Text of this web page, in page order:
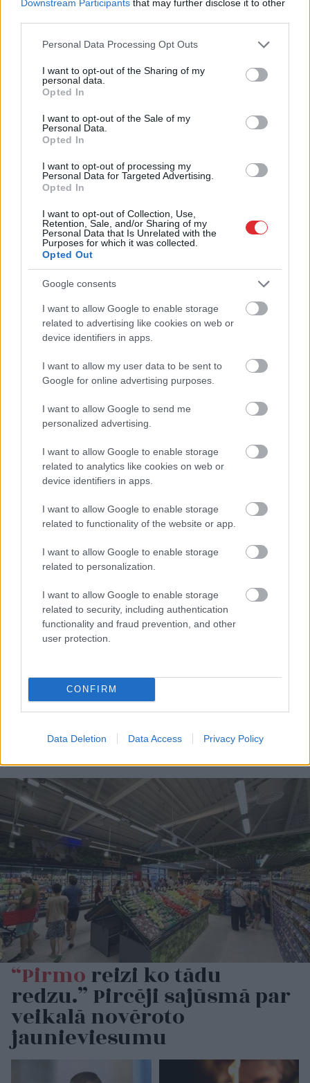
Downstream Participants that may further disclose it to other
Please note that this website/app uses one or more Google
not limited to your visit or usage behaviour. You may click to
grant or deny consent to Google and its third-party tags to
use your data for below specified purposes in below Google
consent section.
Personal Data Processing Opt Outs
I want to opt-out of the Sharing of my
personal data.
Opted In
I want to opt-out of the Sale of my
Personal Data.
Opted In
I want to opt-out of processing my
Personal Data for Targeted Advertising.
Opted In
I want to opt-out of Collection, Use,
Retention, Sale, and/or Sharing of my
Personal Data that Is Unrelated with the
Purposes for which it was collected.
Opted Out
Google consents
I want to allow Google to enable storage
related to advertising like cookies on web or
device identifiers in apps.
I want to allow my user data to be sent to
Google for online advertising purposes.
I want to allow Google to send me
personalized advertising.
I want to allow Google to enable storage
related to analytics like cookies on web or
device identifiers in apps.
I want to allow Google to enable storage
related to functionality of the website or app.
I want to allow Google to enable storage
related to personalization.
I want to allow Google to enable storage
related to security, including authentication
functionality and fraud prevention, and other
user protection.
CONFIRM
Data Deletion Data Access Privacy Policy
“Manpat neomulīgi
palika!” Sēņotāja mežā
uziet ļoti biedējošu vietu
Pierīgānotikusi smaga
šoferiem aizbēdzis no
notikuma vietas
“Mannebija tās mātes
Didrihsone atklāti par
“Pirmoreizi ko tādu
redzu.” Pircēji sajūsmā par
veikalā novēroto
jaunieviesumu
Atcelt Ziņot